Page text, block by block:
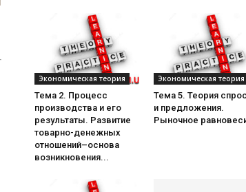
Экономическая теория
Тема 2. Процесс
производства и его
результаты. Развитие
товарно-денежных
отношений–основа
возникновения...
Экономическая теория
Тема 5. Теория
и предложения.
Рыночное